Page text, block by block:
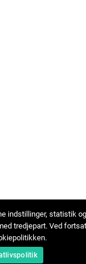
indstillinger, statistik
tredjepart. Ved